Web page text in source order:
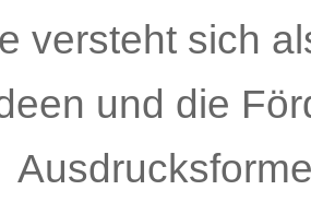
versteht sich
und die